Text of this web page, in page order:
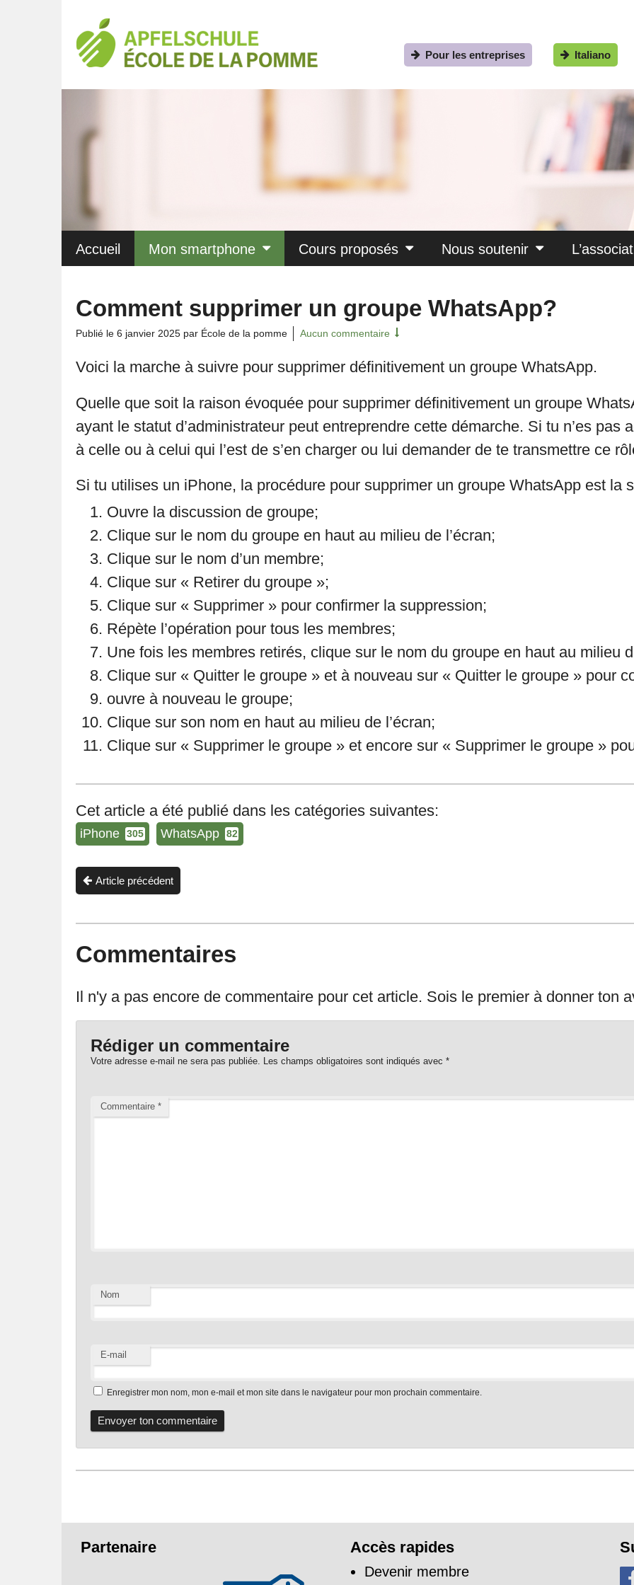
Italiano
Pour les entreprises
Accueil Mon smartphone Cours proposés Nous soutenir
Comment supprimer un groupe WhatsApp?
Publié le 6 janvier 2025 par École de la pomme Aucun commentaire
Voici la marche à suivre pour supprimer définitivement un groupe WhatsApp.
Quelle que soit la raison évoquée pour supprimer définitivement un groupe
ayant le statut d’administrateur peut entreprendre cette démarche. Si tu n’es pas
à celle ou à celui qui l’est de s’en charger ou lui demander de te transmettre ce
Si tu utilises un iPhone, la procédure pour supprimer un groupe WhatsApp est la
Ouvre la discussion de groupe;
Clique sur le nom du groupe en haut au milieu de l’écran;
Clique sur le nom d’un membre;
Clique sur « Retirer du groupe »;
Clique sur « Supprimer » pour confirmer la suppression;
Répète l’opération pour tous les membres;
Une fois les membres retirés, clique sur le nom du groupe en haut au milieu
Clique sur « Quitter le groupe » et à nouveau sur « Quitter le groupe » pour
ouvre à nouveau le groupe;
Clique sur son nom en haut au milieu de l’écran;
Clique sur « Supprimer le groupe » et encore sur « Supprimer le groupe »
Cet article a été publié dans les catégories suivantes:
iPhone 305 WhatsApp 82
Article précédent
Commentaires
Il n'y a pas encore de commentaire pour cet article. Sois le premier à donner ton
Rédiger un commentaire
Votre adresse e-mail ne sera pas publiée. Les champs obligatoires sont indiqués avec *
Commentaire *
Nom
E-mail
Enregistrer mon nom, mon e-mail et mon site dans le navigateur pour mon prochain commentaire.
Accès rapides
Devenir membre
Partenaire